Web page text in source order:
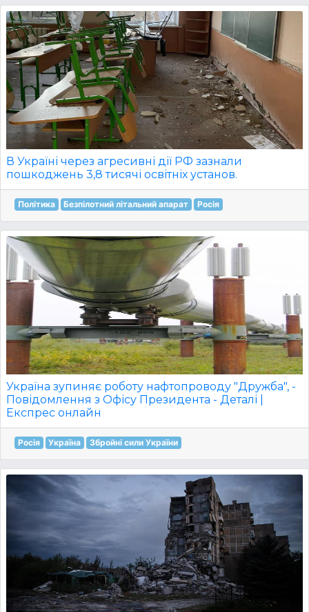
В Україні через агресивні дії РФ зазнали
пошкоджень 3,8 тисячі освітніх установ.
Політика Безпілотний літальний апарат Росія
Україна зупиняє роботу нафтопроводу "Дружба", -
Повідомлення з Офісу Президента - Деталі |
Експрес онлайн
Росія Україна Збройні сили України